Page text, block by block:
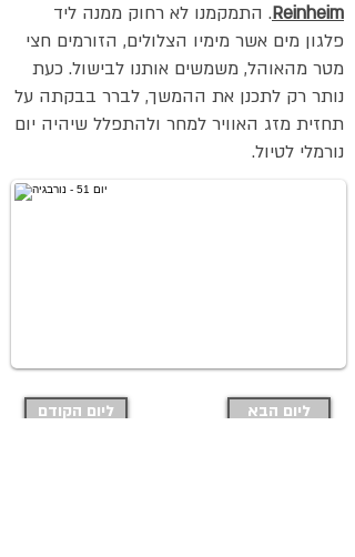
Reinheim. התמקמנו לא רחוק ממנה ליד
פלגון מים אשר מימיו הצלולים, הזורמים חצי
מטר מהאוהל, משמשים אותנו לבישול. כעת
נותר רק לתכנן את ההמשך, לברר בבקתה על
תחזית מזג האוויר למחר ולהתפלל שיהיה יום
נורמלי לטיול.
ליום הקודם ליום הבא